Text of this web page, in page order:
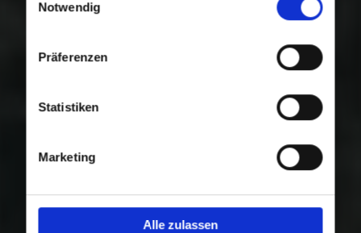
Nutzung der Dienste gesammelt haben.
Notwendig
Präferenzen
Statistiken
Marketing
Alle zulassen